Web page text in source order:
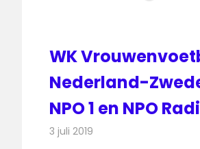
WK
Nederland-
NPO 1 en NPO
3 juli 2019